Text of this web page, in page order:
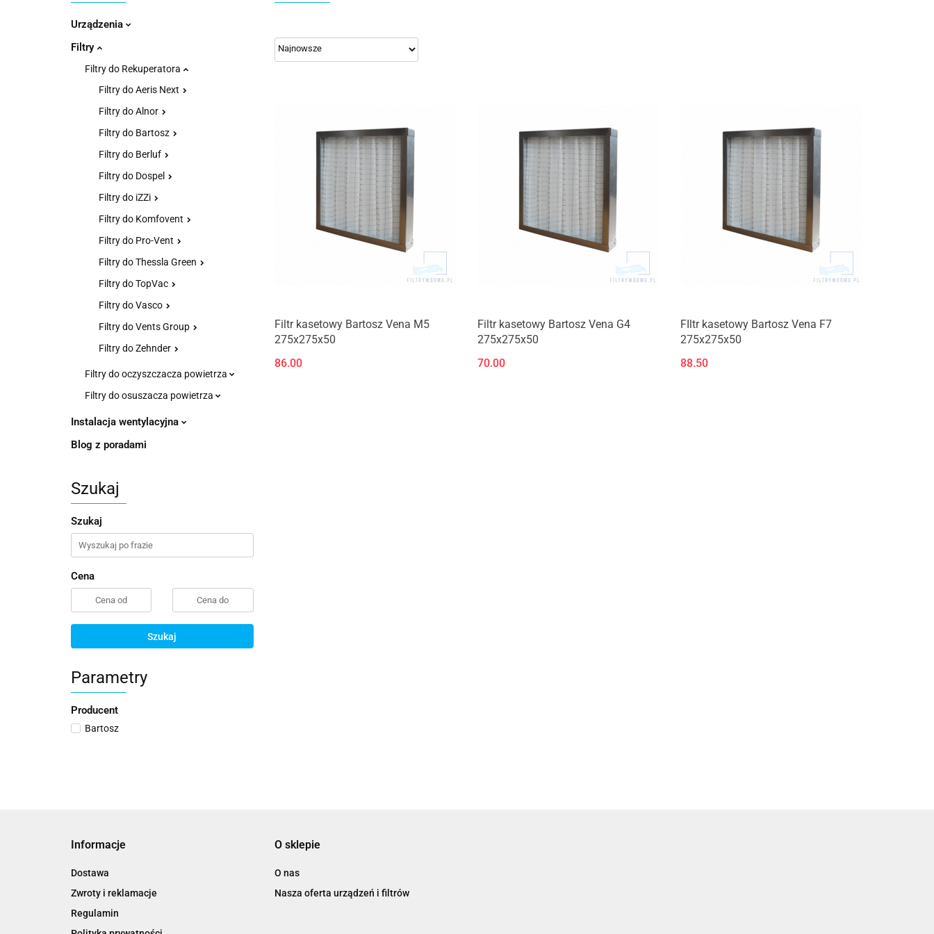
Urządzenia
Filtry
Filtry do Rekuperatora
Filtry do Aeris Next
Filtry do Alnor
Filtry do Bartosz
Filtry do Berluf
Filtry do Dospel
Filtry do iZZi
Filtry do Komfovent
Filtry do Pro-Vent
Filtry do Thessla Green
Filtry do TopVac
Filtry do Vasco
Filtry do Vents Group
Filtry do Zehnder
Filtry do oczyszczacza powietrza
Filtry do osuszacza powietrza
Instalacja wentylacyjna
Blog z poradami
Szukaj
Szukaj
Cena
Szukaj
Parametry
Producent
Bartosz
Produkt niedostępny
Filtr kasetowy Bartosz Vena M5
275x275x50
86.00
Produkt niedostępny
Filtr kasetowy Bartosz Vena G4
275x275x50
70.00
Produkt niedostępny
FIltr kasetowy Bartosz Vena F7
275x275x50
88.50
Informacje
Dostawa
Zwroty i reklamacje
Regulamin
O sklepie
O nas
Nasza oferta urządzeń i filtrów